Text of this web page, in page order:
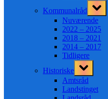
Kommunalråd
Toggle
sub-
menu
Nuværende
2022 – 2025
2018 – 2021
2014 – 2017
Tidligere
Historiske
Toggle
sub-
menu
Amtsråd
Landstinget